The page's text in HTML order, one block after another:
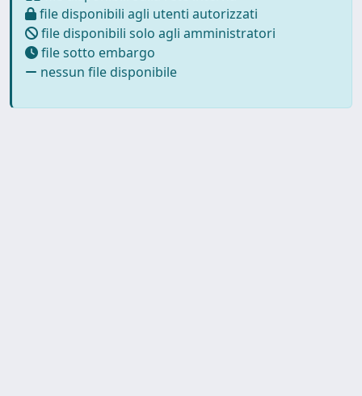
file disponibili agli utenti autorizzati
file disponibili solo agli amministratori
file sotto embargo
nessun file disponibile